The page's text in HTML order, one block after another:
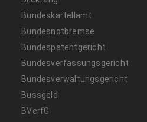
Bundeskartellamt
Bundesnotbremse
Bundespatentgericht
Bundesverfassungsgericht
Bundesverwaltungsgericht
Bussgeld
BVerfG